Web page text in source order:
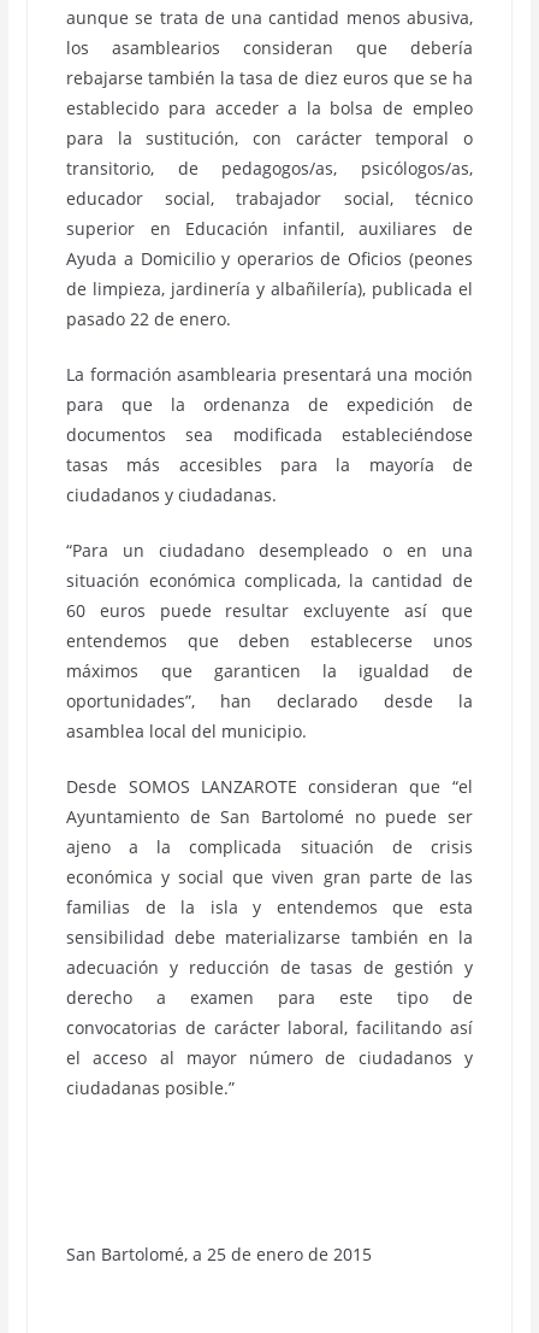
aunque se trata de una cantidad menos abusiva,
los asamblearios consideran que debería
rebajarse también la tasa de diez euros que se ha
establecido para acceder a la bolsa de empleo
para la sustitución, con carácter temporal o
transitorio, de pedagogos/as, psicólogos/as,
educador social, trabajador social, técnico
superior en Educación infantil, auxiliares de
Ayuda a Domicilio y operarios de Oficios (peones
de limpieza, jardinería y albañilería), publicada el
pasado 22 de enero.
La formación asamblearia presentará una moción
para que la ordenanza de expedición de
documentos sea modificada estableciéndose
tasas más accesibles para la mayoría de
ciudadanos y ciudadanas.
“Para un ciudadano desempleado o en una
situación económica complicada, la cantidad de
60 euros puede resultar excluyente así que
entendemos que deben establecerse unos
máximos que garanticen la igualdad de
oportunidades”, han declarado desde la
asamblea local del municipio.
Desde SOMOS LANZAROTE consideran que “el
Ayuntamiento de San Bartolomé no puede ser
ajeno a la complicada situación de crisis
económica y social que viven gran parte de las
familias de la isla y entendemos que esta
sensibilidad debe materializarse también en la
adecuación y reducción de tasas de gestión y
derecho a examen para este tipo de
convocatorias de carácter laboral, facilitando así
el acceso al mayor número de ciudadanos y
ciudadanas posible.”
San Bartolomé, a 25 de enero de 2015